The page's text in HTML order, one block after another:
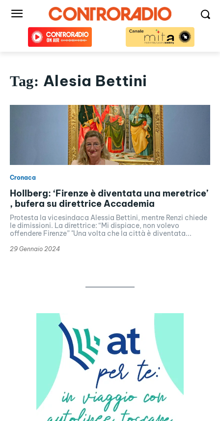
Tag: Alesia Bettini
Cronaca
Hollberg: ‘Firenze è diventata una meretrice’
, bufera su direttrice Accademia
Protesta la vicesindaca Alessia Bettini, mentre Renzi chiede
le dimissioni. La direttrice: “Mi dispiace, non volevo
offendere Firenze” "Una volta che la città è diventata...
29 Gennaio 2024